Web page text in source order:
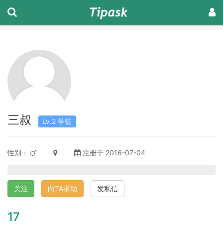
三叔 Lv.2 学徒
性别： 注册于 2016-07-04
关注 向TA求助 发私信
17